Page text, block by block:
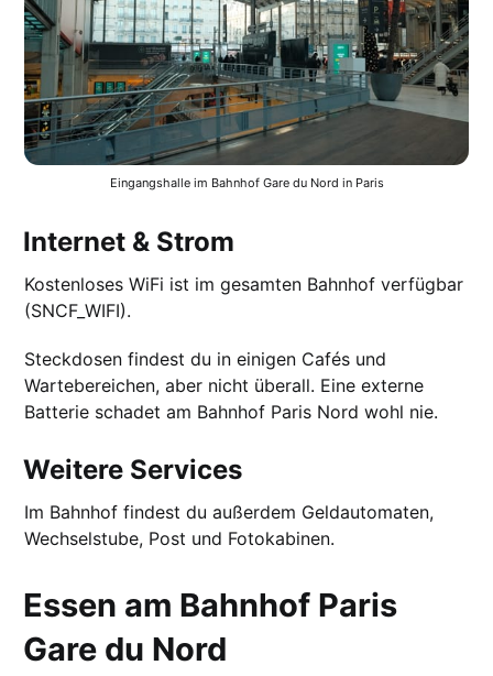
Eingangshalle im Bahnhof Gare du Nord in Paris
Internet & Strom
Kostenloses WiFi ist im gesamten Bahnhof verfügbar
(SNCF_WIFI).
Steckdosen findest du in einigen Cafés und
Wartebereichen, aber nicht überall. Eine externe
Batterie schadet am Bahnhof Paris Nord wohl nie.
Weitere Services
Im Bahnhof findest du außerdem Geldautomaten,
Wechselstube, Post und Fotokabinen.
Essen am Bahnhof Paris
Gare du Nord